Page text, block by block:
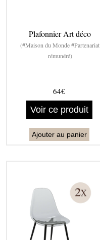
Plafonnier Art déco
(#Maison du Monde #Partenariat
rémunéré)
64€
Voir ce produit
Ajouter au panier